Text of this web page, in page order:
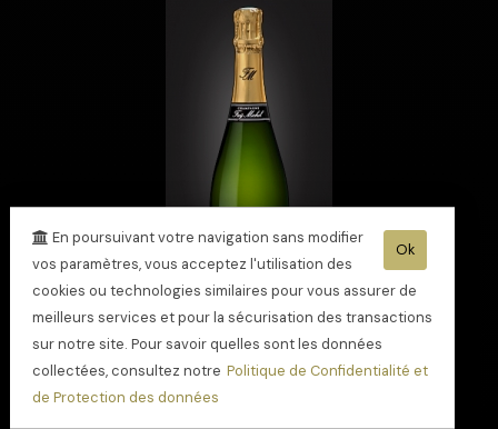
Champagne Cuvée
gourmandise
Ok
En poursuivant votre navigation sans modifier
vos paramètres, vous acceptez l'utilisation des
cookies ou technologies similaires pour vous assurer de
meilleurs services et pour la sécurisation des transactions
sur notre site. Pour savoir quelles sont les données
collectées, consultez notre Politique de Confidentialité et
de Protection des données